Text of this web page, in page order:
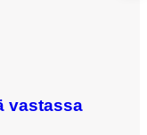
vastassa